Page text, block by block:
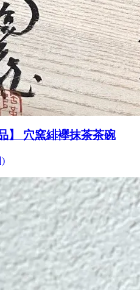
】 穴窯緋襷抹茶茶碗
)